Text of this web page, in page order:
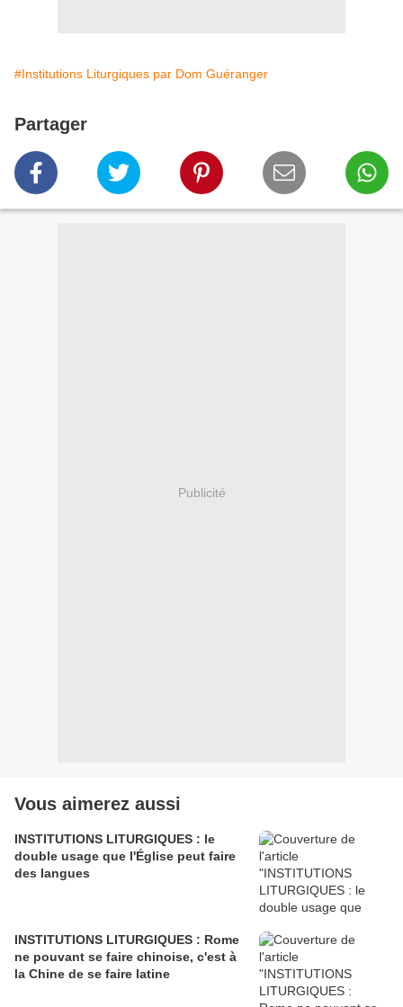
#Institutions Liturgiques par Dom Guéranger
Partager
Publicité
Vous aimerez aussi
INSTITUTIONS LITURGIQUES : le
double usage que l'Église peut faire
des langues
INSTITUTIONS LITURGIQUES : Rome
ne pouvant se faire chinoise, c'est à
la Chine de se faire latine